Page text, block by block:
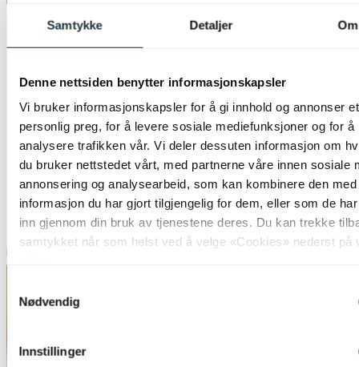
Samtykke Detaljer Om
Denne nettsiden benytter informasjonskapsler
Vi bruker informasjonskapsler for å gi innhold og annonser et
personlig preg, for å levere sosiale mediefunksjoner og for å
analysere trafikken vår. Vi deler dessuten informasjon om
du bruker nettstedet vårt, med partnerne våre innen sosiale
annonsering og analysearbeid, som kan kombinere den med
informasjon du har gjort tilgjengelig for dem, eller som de
inn gjennom din bruk av tjenestene deres. Du kan trekke
samtykket når som helst ved å velge «Cookies» nederst på
Nødvendig
Innstillinger